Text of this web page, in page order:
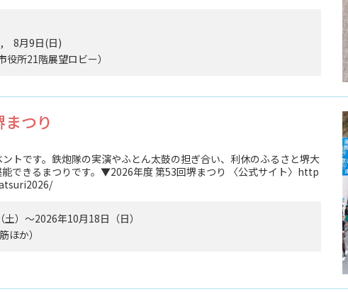
8月9日(日)
所21階展望ロビー）
つり
トです。鉄炮隊の実演やふとん太鼓の担ぎ合い、利休のふるさと堺大
できるまつりです。▼2026年度 第53回堺まつり 〈公式サイト〉http
）～2026年10月18日（日）
ほか）